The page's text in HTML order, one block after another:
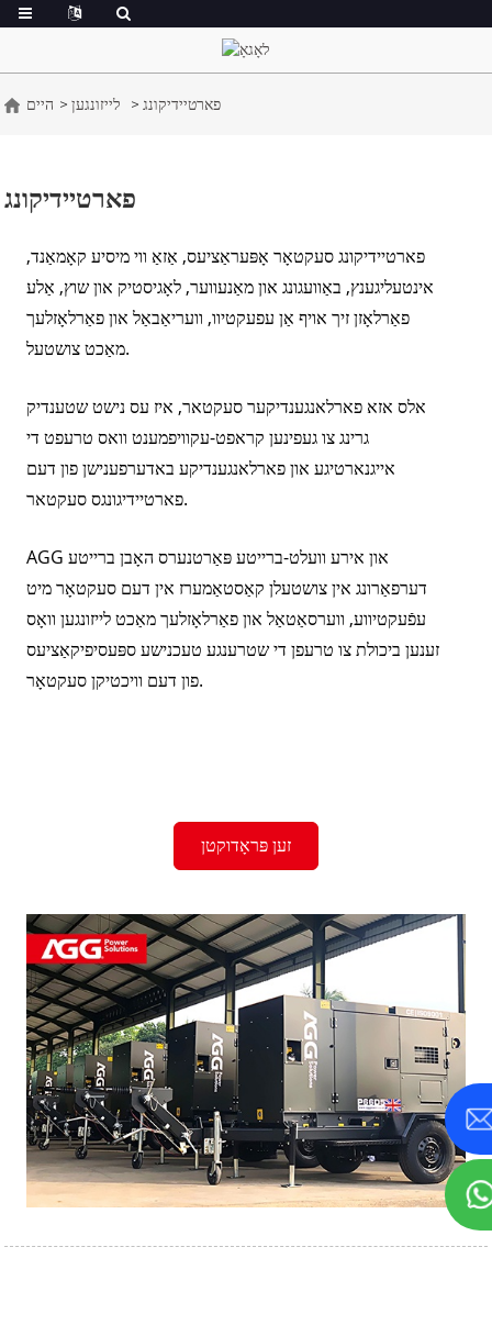
היים לייזונגען פארטיידיקונג
פארטיידיקונג
פארטיידיקונג סעקטאָר אָפּעראַציעס, אַזאַ ווי מיסיע קאָמאַנד,
אינטעליגענץ, באַוועגונג און מאַנעווער, לאָגיסטיק און שוץ, אַלע
פאַרלאָזן זיך אויף אַן עפעקטיוו, וועריאַבאַל און פאַרלאָזלעך
מאַכט צושטעל.
אלס אזא פארלאנגענדיקער סעקטאר, איז עס נישט שטענדיק
גרינג צו געפינען קראפט-עקוויפמענט וואס טרעפט די
אייגנארטיגע און פארלאנגענדיקע באדערפענישן פון דעם
פארטיידיגונגס סעקטאר.
AGG און אירע וועלט-ברייטע פּאַרטנערס האָבן ברייטע
דערפאַרונג אין צושטעלן קאַסטאַמערז אין דעם סעקטאָר מיט
עפֿעקטיווע, ווערסאַטאַל און פאַרלאָזלעך מאַכט לייזונגען וואָס
זענען ביכולת צו טרעפן די שטרענגע טעכנישע ספּעסיפיקאַציעס
פון דעם וויכטיקן סעקטאָר.
זען פּראָדוקטן